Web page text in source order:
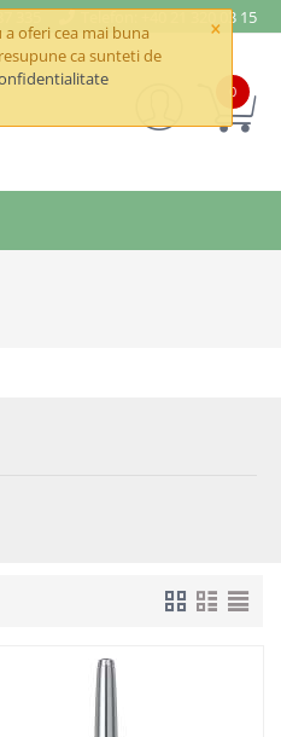
×
oferi cea mai buna
ca sunteti de
335 Telefon: +40 21 320 03 15
0